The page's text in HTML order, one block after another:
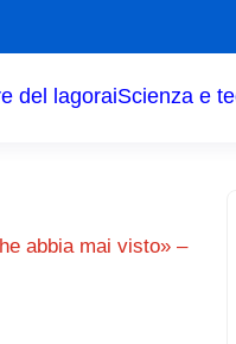
del lagoraiScienza e
abbia mai visto» –